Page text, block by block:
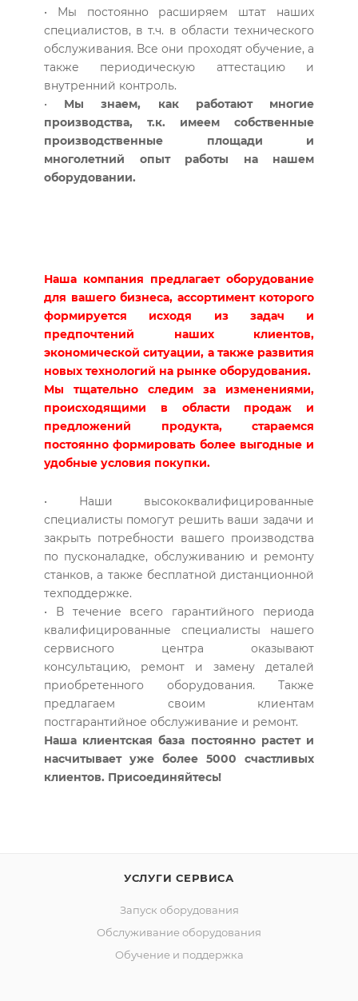
• Мы постоянно расширяем штат наших
специалистов, в т.ч. в области технического
обслуживания. Все они проходят обучение, а
также периодическую аттестацию и
внутренний контроль.
• Мы знаем, как работают многие
производства, т.к. имеем собственные
производственные площади и
многолетний опыт работы на нашем
оборудовании.
Наша компания предлагает оборудование
для вашего бизнеса, ассортимент которого
формируется исходя из задач и
предпочтений наших клиентов,
экономической ситуации, а также развития
новых технологий на рынке оборудования.
Мы тщательно следим за изменениями,
происходящими в области продаж и
предложений продукта, стараемся
постоянно формировать более выгодные и
удобные условия покупки.
• Наши высококвалифицированные
специалисты помогут решить ваши задачи и
закрыть потребности вашего производства
по пусконаладке, обслуживанию и ремонту
станков, а также бесплатной дистанционной
техподдержке.
• В течение всего гарантийного периода
квалифицированные специалисты нашего
сервисного центра оказывают
консультацию, ремонт и замену деталей
приобретенного оборудования. Также
предлагаем своим клиентам
постгарантийное обслуживание и ремонт.
Наша клиентская база постоянно растет и
насчитывает уже более 5000 счастливых
клиентов. Присоединяйтесь!
УСЛУГИ СЕРВИСА
Запуск оборудования
Обслуживание оборудования
Обучение и поддержка